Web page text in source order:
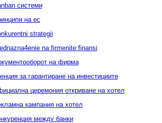
системи
на ес
strategii
na firmenite finansi
на фирма
за гарантиране на инвестициите
церемония откриване на хотел
кампания на хотел
между банки